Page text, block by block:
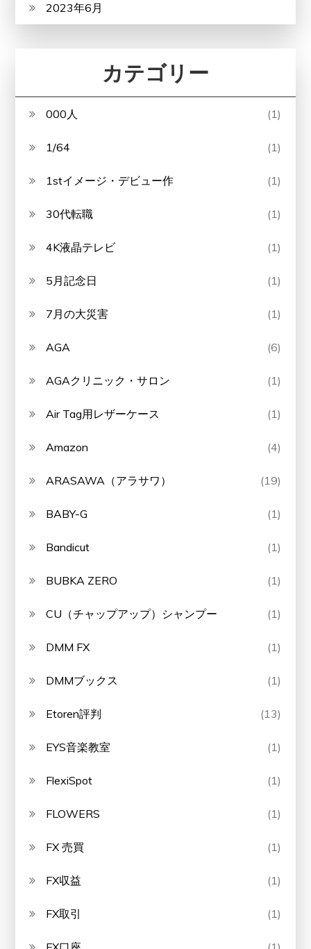
2023年6月
カテゴリー
000人 (1)
1/64 (1)
1stイメージ・デビュー作 (1)
30代転職 (1)
4K液晶テレビ (1)
5月記念日 (1)
7月の大災害 (1)
AGA (6)
AGAクリニック・サロン (1)
Air Tag用レザーケース (1)
Amazon (4)
ARASAWA（アラサワ） (19)
BABY-G (1)
Bandicut (1)
BUBKA ZERO (1)
CU（チャップアップ）シャンプー (1)
DMM FX (1)
DMMブックス (1)
Etoren評判 (13)
EYS音楽教室 (1)
FlexiSpot (1)
FLOWERS (1)
FX 売買 (1)
FX収益 (1)
FX取引 (1)